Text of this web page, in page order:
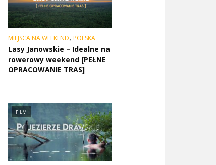
MIEJSCA NA WEEKEND, POLSKA
Lasy Janowskie – Idealne na
rowerowy weekend [PEŁNE
OPRACOWANIE TRAS]
FILM